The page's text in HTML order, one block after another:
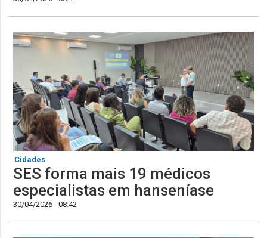
Cidades
SES forma mais 19 médicos
especialistas em hanseníase
30/04/2026 - 08:42